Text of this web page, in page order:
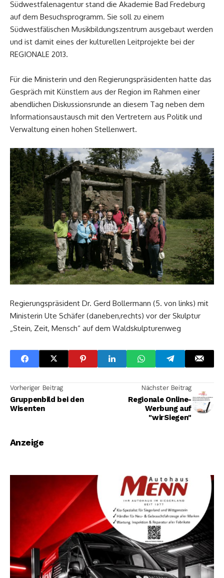
Südwestfalenagentur stand die Akademie Bad Fredeburg
auf dem Besuchsprogramm. Sie soll zu einem
Südwestfälischen Musikbildungszentrum ausgebaut werden
und ist damit eines der kulturellen Leitprojekte bei der
REGIONALE 2013.
Für die Ministerin und den Regierungspräsidenten hatte das
Gespräch mit Künstlern aus der Region im Rahmen einer
abendlichen Diskussionsrunde an diesem Tag neben dem
Informationsaustausch mit den Vertretern aus Politik und
Verwaltung einen hohen Stellenwert.
Regierungspräsident Dr. Gerd Bollermann (5. von links) mit
Ministerin Ute Schäfer (daneben,rechts) vor der Skulptur
„Stein, Zeit, Mensch“ auf dem Waldskulpturenweg
Vorheriger Beitrag
Gruppenbild bei den
Wisenten
Nächster Beitrag
Regionale Online-
Werbung auf
"wirSiegen"
Anzeige